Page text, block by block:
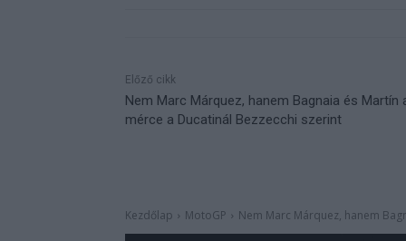
Előző cikk
Nem Marc Márquez, hanem Bagnaia és Martín
mérce a Ducatinál Bezzecchi szerint